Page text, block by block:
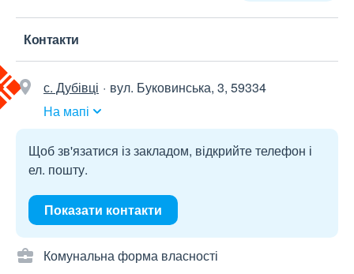
Контакти
с. Дубівці
вул. Буковинська, 3, 59334
На мапі
Щоб зв'язатися із закладом, відкрийте телефон і
ел. пошту.
Показати контакти
Комунальна форма власності